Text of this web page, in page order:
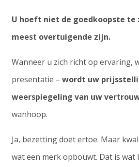
U hoeft niet de goedkoopste te
meest overtuigende zijn.
Wanneer u zich richt op ervaring,
presentatie – wordt uw
weerspiegeling van uw
wanhoop.
Ja, bezetting doet ertoe. Maar
wat een merk opbouwt. Dat is